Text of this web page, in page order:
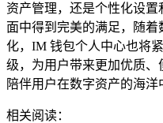
资产管理，还是个性化设
面中得到完美的满足，随
化，IM 钱包个人中心也将
级，为用户带来更加优质、
陪伴用户在数字资产的海洋
相关阅读：